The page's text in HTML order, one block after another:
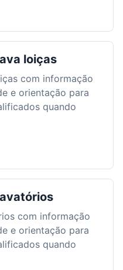
loiças
com informação
e orientação para
quando
com informação
e orientação para
quando